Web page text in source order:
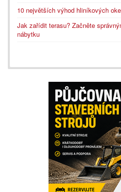
10 největších výhod hliníkových
Jak zařídit terasu? Začněte
nábytku